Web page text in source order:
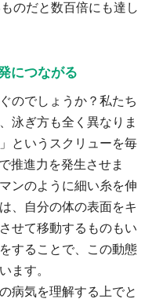
のだと数百倍にも達し
につながる
のでしょうか？私たち
泳ぎ方も全く異なりま
というスクリューを毎
推進力を発生させま
ンのように細い糸を伸
、自分の体の表面をキ
せて移動するものもい
することで、この動態
ます。
病気を理解する上でと